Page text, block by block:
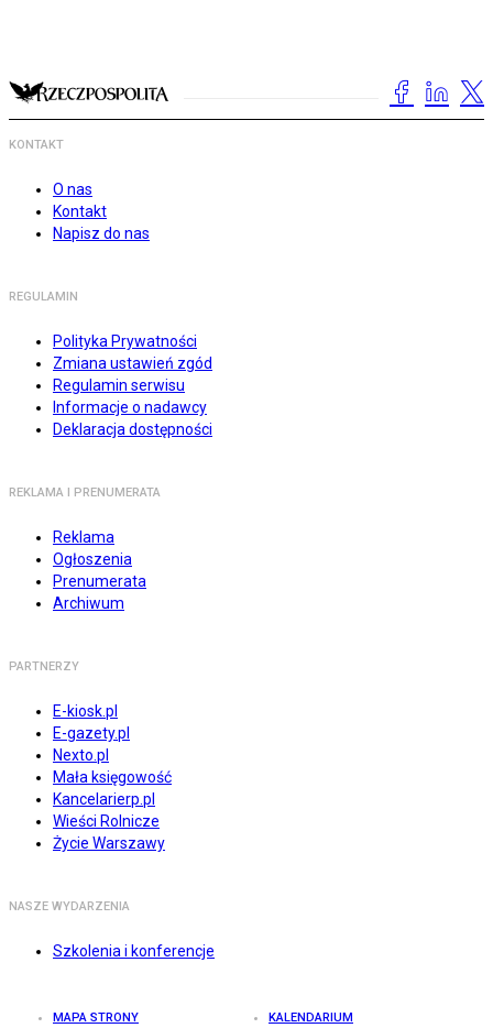
KONTAKT
O nas
Kontakt
Napisz do nas
REGULAMIN
Polityka Prywatności
Zmiana ustawień zgód
Regulamin serwisu
Informacje o nadawcy
Deklaracja dostępności
REKLAMA I PRENUMERATA
Reklama
Ogłoszenia
Prenumerata
Archiwum
PARTNERZY
E-kiosk.pl
E-gazety.pl
Nexto.pl
Mała księgowość
Kancelarierp.pl
Wieści Rolnicze
Życie Warszawy
NASZE WYDARZENIA
Szkolenia i konferencje
MAPA STRONY KALENDARIUM